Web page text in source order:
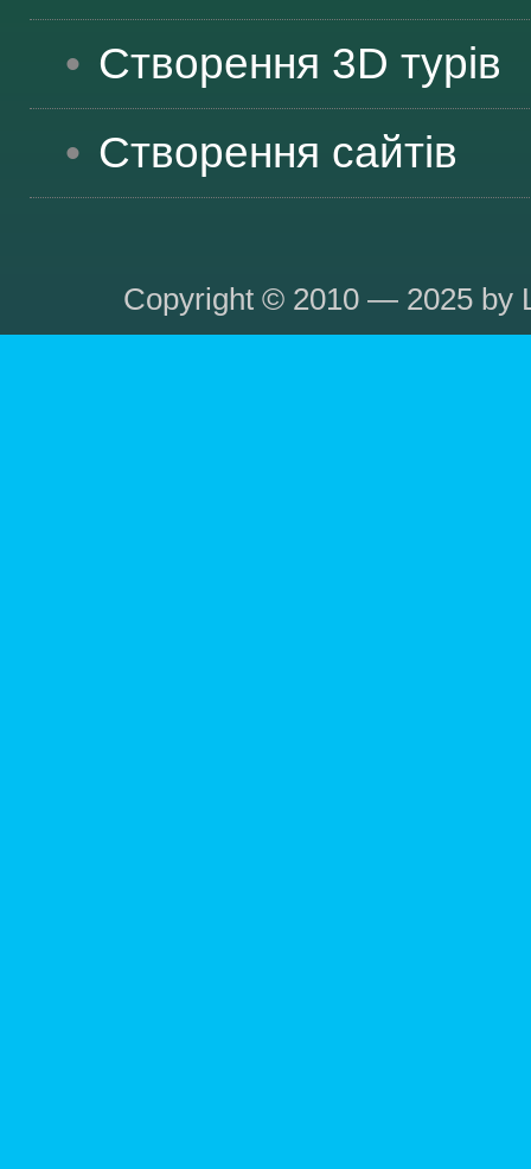
Створення 3D турів
Створення сайтів
Copyright © 2010 — 2025 by